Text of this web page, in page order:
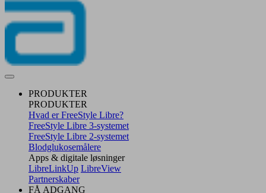
PRODUKTER
PRODUKTER
Hvad er FreeStyle Libre?
FreeStyle Libre 3-systemet
FreeStyle Libre 2-systemet
Blodglukosemålere
Apps & digitale løsninger
LibreLinkUp LibreView
Partnerskaber
FÅ ADGANG